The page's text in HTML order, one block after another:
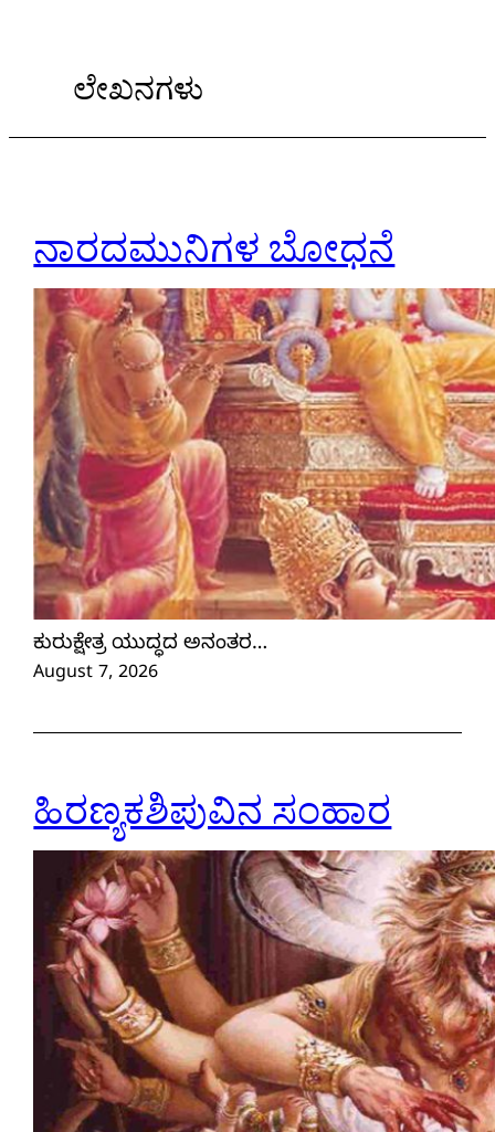
ಲೇಖನಗಳು
ನಾರದಮುನಿಗಳ ಬೋಧನೆ
ಕುರುಕ್ಷೇತ್ರ ಯುದ್ಧದ ಅನಂತರ…
August 7, 2026
ಹಿರಣ್ಯಕಶಿಪುವಿನ ಸಂಹಾರ